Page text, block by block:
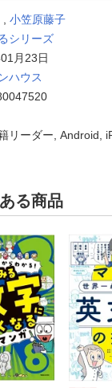
小笠原藤子
シリーズ
月23日
ハウス
リーダー, Android,
る商品